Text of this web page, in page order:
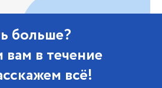
больше?
в течение
всё!